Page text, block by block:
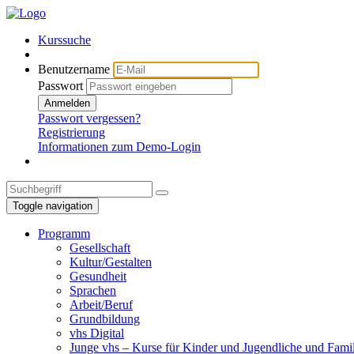
Kurssuche
Benutzername
Passwort
Anmelden
Passwort vergessen?
Registrierung
Informationen zum Demo-Login
Toggle navigation
Programm
Gesellschaft
Kultur/Gestalten
Gesundheit
Sprachen
Arbeit/Beruf
Grundbildung
vhs Digital
Junge vhs – Kurse für Kinder und Jugendliche und